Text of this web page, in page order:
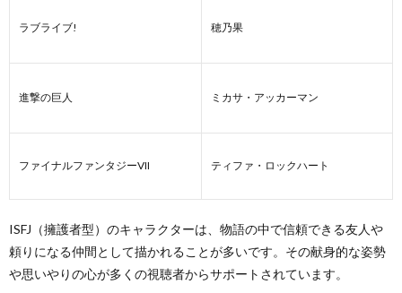
ラブライブ! 穂乃果
進撃の巨人 ミカサ・アッカーマン
ファイナルファンタジーVII ティファ・ロックハート
ISFJ（擁護者型）のキャラクターは、物語の中で信頼できる友人や
頼りになる仲間として描かれることが多いです。その献身的な姿勢
や思いやりの心が多くの視聴者からサポートされています。